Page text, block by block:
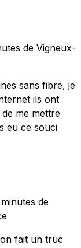
de Vigneux-
sans fibre, je
ils ont
me mettre
eu ce souci
de
fait un truc